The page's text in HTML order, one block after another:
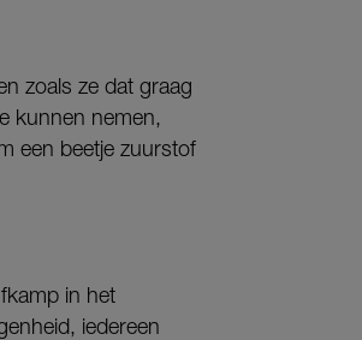
zoals ze dat graag
kunnen nemen,
een beetje zuurstof
in het
iedereen